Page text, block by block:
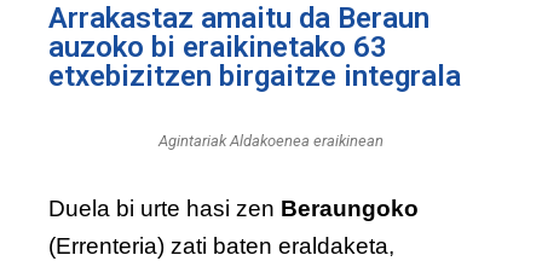
Arrakastaz amaitu da Beraun
auzoko bi eraikinetako 63
etxebizitzen birgaitze integrala
Agintariak Aldakoenea eraikinean
Duela bi urte hasi zen Beraungoko
(Errenteria) zati baten eraldaketa,